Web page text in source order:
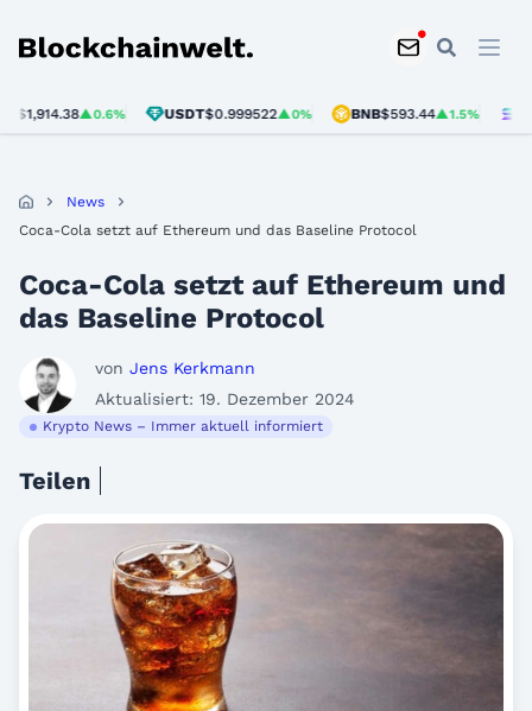
Blockchainwelt
▲0.6% USDT$0.999522▲0% BNB$593.44▲1.5% SOL
News
Coca-Cola setzt auf Ethereum und das Baseline Protocol
Coca-Cola setzt auf Ethereum und
das Baseline Protocol
von Jens Kerkmann
Aktualisiert: 19. Dezember 2024
Krypto News – Immer aktuell informiert
Teilen